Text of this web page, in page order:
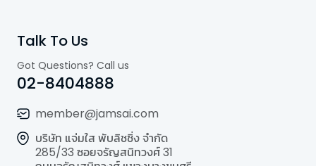
Talk To Us
Got Questions? Call us
02-8404888
member@jamsai.com
บริษัท แจ่มใส พับลิชชิ่ง จำกัด
285/33 ซอยจรัญสนิทวงศ์ 31